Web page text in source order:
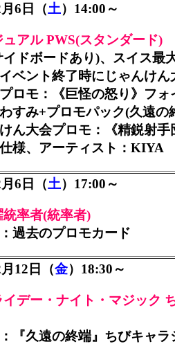
6日（土）14:00～
アル PWS(スタンダード)
イドボードあり)、スイス最
ベント終了時にじゃんけ
プロモ：《巨怪の怒り》フ
すみ+プロモパック(久遠の
けん大会プロモ：《精鋭射
様、アーティスト：KIYA
6日（土）17:00～
率者(統率者)
過去のプロモカード
12日（金）18:30～
デー・ナイト・マジック
：『久遠の終端』ちびキャ